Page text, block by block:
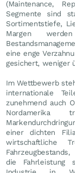
(Maintenance,
Segmente sind
Sortimentstiefe,
Margen
eine enge
gesichert, weniger
Im Wettbewerb
internationale
zunehmend auch
einer dichten
wirtschaftliche
die Fahrleistung